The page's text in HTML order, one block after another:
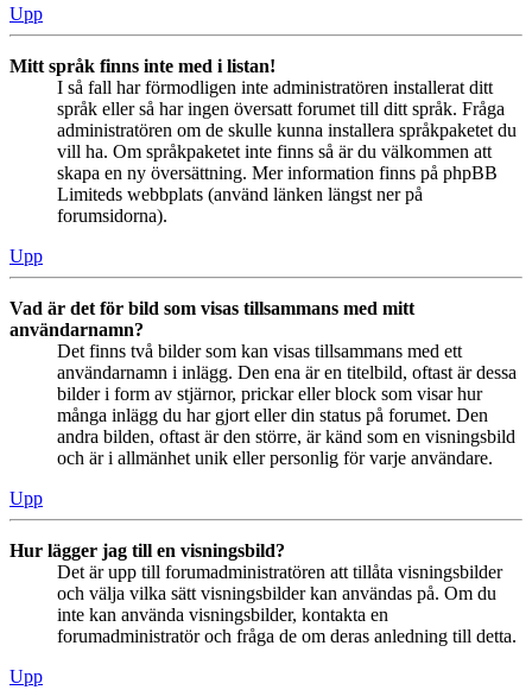
Upp
Mitt språk finns inte med i listan!
I så fall har förmodligen inte administratören installerat ditt
språk eller så har ingen översatt forumet till ditt språk. Fråga
administratören om de skulle kunna installera språkpaketet du
vill ha. Om språkpaketet inte finns så är du välkommen att
skapa en ny översättning. Mer information finns på phpBB
Limiteds webbplats (använd länken längst ner på
forumsidorna).
Upp
Vad är det för bild som visas tillsammans med mitt
användarnamn?
Det finns två bilder som kan visas tillsammans med ett
användarnamn i inlägg. Den ena är en titelbild, oftast är dessa
bilder i form av stjärnor, prickar eller block som visar hur
många inlägg du har gjort eller din status på forumet. Den
andra bilden, oftast är den större, är känd som en visningsbild
och är i allmänhet unik eller personlig för varje användare.
Upp
Hur lägger jag till en visningsbild?
Det är upp till forumadministratören att tillåta visningsbilder
och välja vilka sätt visningsbilder kan användas på. Om du
inte kan använda visningsbilder, kontakta en
forumadministratör och fråga de om deras anledning till detta.
Upp